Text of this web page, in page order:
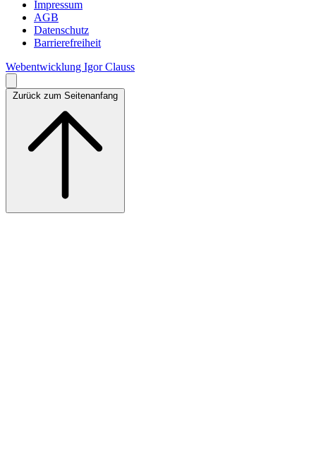
Impressum
AGB
Datenschutz
Barrierefreiheit
Webentwicklung Igor Clauss
Zurück zum Seitenanfang